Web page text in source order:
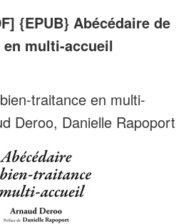
{EPUB} Abécédaire de
multi-accueil
traitance en multi-
Deroo, Danielle Rapoport